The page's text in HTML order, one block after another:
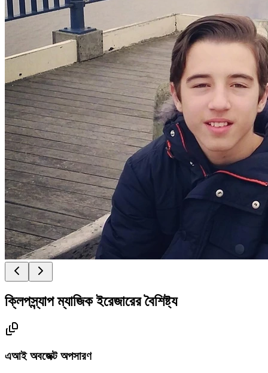
ক্লিপস্ন্যাপ ম্যাজিক ইরেজারের বৈশিষ্ট্য
এআই অবজেক্ট অপসারণ